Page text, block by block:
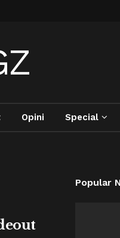
Opini Special
Popular